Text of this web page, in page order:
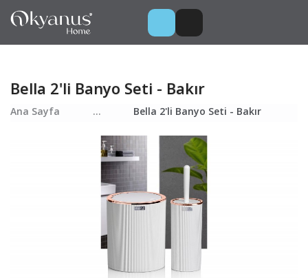
Bella 2'li Banyo Seti - Bakır
Ana Sayfa ... Bella 2'li Banyo Seti - Bakır